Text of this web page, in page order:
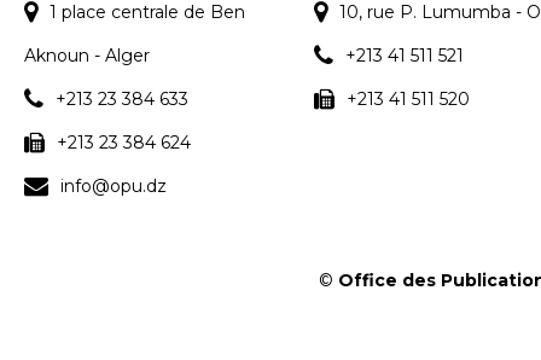
1 place centrale de Ben
Aknoun - Alger
+213 23 384 633
+213 23 384 624
info@opu.dz
10, rue P. Lumumba -
+213 41 511 521
+213 41 511 520
© Office des